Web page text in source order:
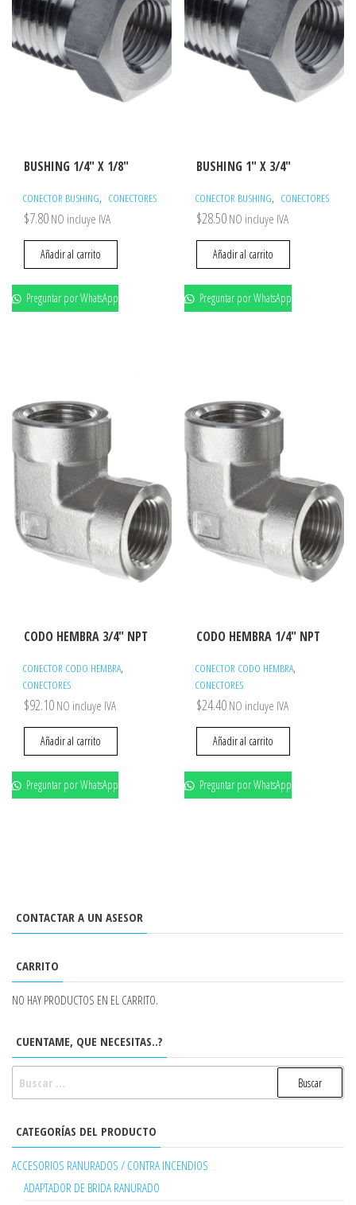
BUSHING 1/4″ X 1/8″
CONECTOR BUSHING, CONECTORES
$7.80 NO incluye IVA
Añadir al carrito
Preguntar por WhatsApp
BUSHING 1″ X 3/4″
CONECTOR BUSHING, CONECTORES
$28.50 NO incluye IVA
Añadir al carrito
Preguntar por WhatsApp
CODO HEMBRA 3/4″ NPT
CONECTOR CODO HEMBRA,
CONECTORES
$92.10 NO incluye IVA
Añadir al carrito
Preguntar por WhatsApp
CODO HEMBRA 1/4″ NPT
CONECTOR CODO HEMBRA,
CONECTORES
$24.40 NO incluye IVA
Añadir al carrito
Preguntar por WhatsApp
CONTACTAR A UN ASESOR
CARRITO
NO HAY PRODUCTOS EN EL CARRITO.
CUENTAME, QUE NECESITAS..?
CATEGORÍAS DEL PRODUCTO
ACCESORIOS RANURADOS / CONTRA INCENDIOS
ADAPTADOR DE BRIDA RANURADO